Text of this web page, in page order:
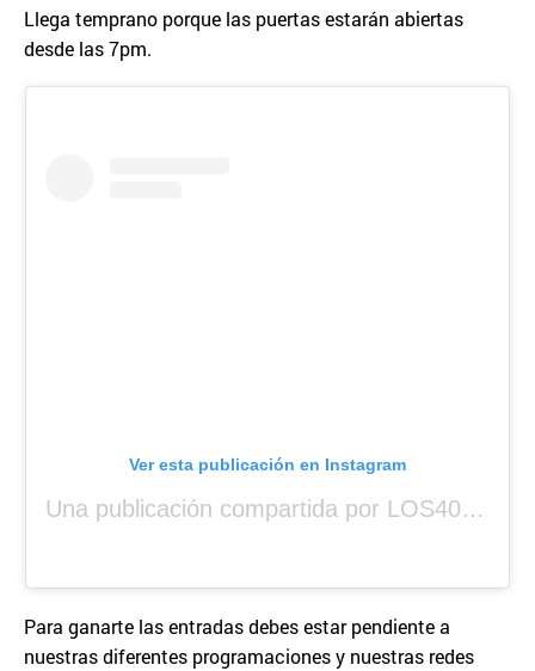
Llega temprano porque las puertas estarán abiertas
desde las 7pm.
Ver esta publicación en Instagram
Una publicación compartida por LOS40 Panamá (@los40panama)
Para ganarte las entradas debes estar pendiente a
nuestras diferentes programaciones y nuestras redes